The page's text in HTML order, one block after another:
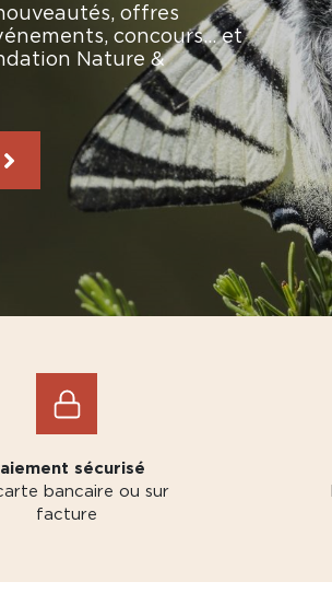
offres
concours… et
Nature &
sécurisé
bancaire ou sur
facture